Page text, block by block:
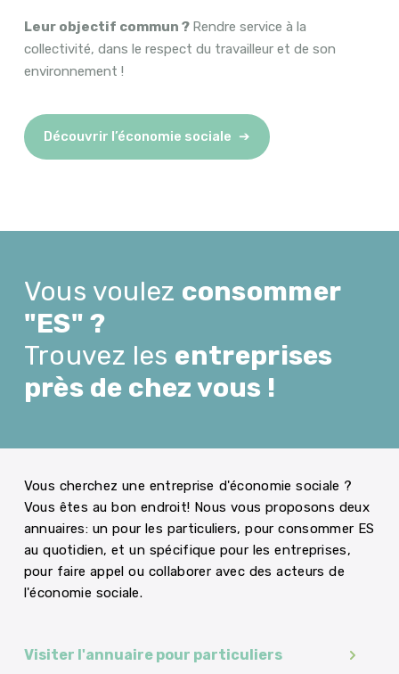
Leur objectif commun ? Rendre service à la
collectivité, dans le respect du travailleur et de son
environnement !
Découvrir l’économie sociale
Vous voulez consommer
"ES" ?
Trouvez les entreprises
près de chez vous !
Vous cherchez une entreprise d'économie sociale ?
Vous êtes au bon endroit! Nous vous proposons deux
annuaires: un pour les particuliers, pour consommer ES
au quotidien, et un spécifique pour les entreprises,
pour faire appel ou collaborer avec des acteurs de
l'économie sociale.
Visiter l'annuaire pour particuliers